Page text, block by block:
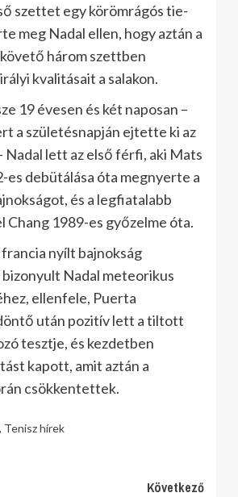
szettet egy körömrágós tie-
meg Nadal ellen, hogy aztán a
három szettben
kvalitásait a salakon.
19 évesen és két naposan –
a születésnapján ejtette ki az
lett az első férfi, aki Mats
es debütálása óta megnyerte a
és a legfiatalabb
Chang 1989-es győzelme óta.
nyílt bajnokság
Nadal meteorikus
ellenfele, Puerta
után pozitív lett a tiltott
tesztje, és kezdetben
kapott, amit aztán a
csökkentettek.
, Tenisz hírek
Következő